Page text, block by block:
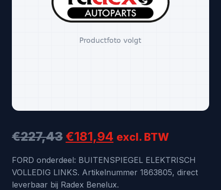
€227,43Oorspronkelijke
prijs
was:
€181,94 Huidige
prijs
is:
excl. BTW
FORD onderdeel: BUITENSPIEGEL ELEKTRISCH
VOLLEDIG LINKS. Artikelnummer 1863805, direct
leverbaar bij Radex Benelux.